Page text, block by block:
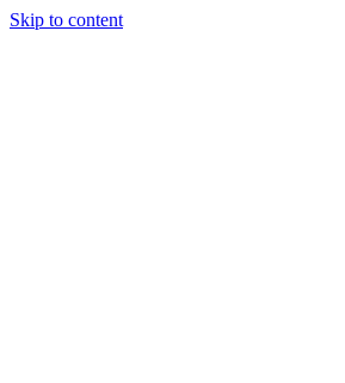
Skip to content